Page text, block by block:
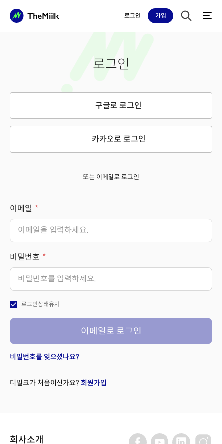
로그인 가입
로그인
구글로 로그인
카카오로 로그인
또는 이메일로 로그인
이메일
비밀번호
check_box 로그인상태유지
이메일로 로그인
비밀번호를 잊으셨나요?
더밀크가 처음이신가요? 회원가입
회사소개